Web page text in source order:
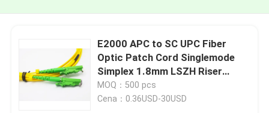
E2000 APC to SC UPC Fiber
Optic Patch Cord Singlemode
Simplex 1.8mm LSZH Riser
Cable
MOQ：500 pcs
Cena：0.36USD-30USD